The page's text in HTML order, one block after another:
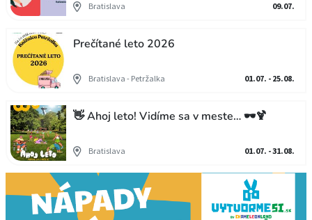
Bratislava 09.07.
Prečítané leto 2026
Bratislava - Petržalka 01.07. - 25.08.
👋 Ahoj leto! Vidíme sa v meste… 🕶️🍹
Bratislava 01.07. - 31.08.